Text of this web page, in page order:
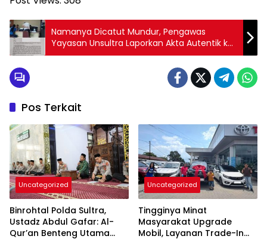
Namanya Dicatut Mundur, Pengawas
Yayasan Unsultra Laporkan Akta Autentik ke
Polisi
Pos Terkait
Uncategorized
Binrohtal Polda Sultra,
Ustadz Abdul Gafar: Al-
Qur’an Benteng Utama
Uncategorized
Tingginya Minat
Masyarakat Upgrade
Mobil, Layanan Trade-In